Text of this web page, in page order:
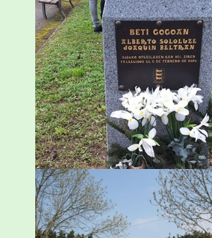
«Azkenengo 40 urteetan
ingurumen-hondamendirik
ESKUALDEA,ZALDIBAR/2024-02-06